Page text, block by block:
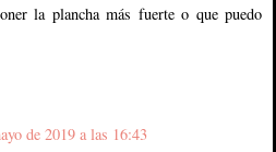
la plancha más fuerte o que puedo
de 2019 a las 16:43